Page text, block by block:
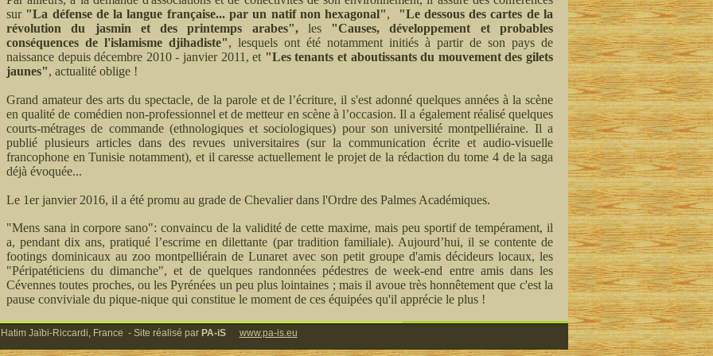
sur "La défense de la langue française... par un natif non hexagonal",
"Le dessous des cartes de la
révolution du jasmin et des printemps arabes",les
"Causes, développement et probables
conséquences de l'islamisme djihadiste", lesquels ont été notamment initiés à partir de son pays de
naissance depuis décembre 2010 - janvier 2011,et "Les tenants et aboutissants du mouvement des gilets
jaunes", actualité oblige !
Grand amateur des arts du spectacle, de la parole et de l’écriture, il s'est adonné quelques années à la scène
en qualité de comédien non-professionnel et de metteur en scène à l’occasion. Il a également réalisé quelques
courts-métrages de commande (ethnologiques et sociologiques) pour son université montpelliéraine. Il a
publié plusieurs articles dans des revues universitaires (sur la communication écrite et audio-visuelle
francophone en Tunisie notamment), et il caresse actuellement le projet de la rédaction du tome 4 de la saga
déjà évoquée...
Le 1er janvier 2016, il a été promu au grade de Chevalier dans l'Ordre des Palmes Académiques.
"Mens sana in corpore sano": convaincu de la validité de cette maxime, mais peu sportif de tempérament, il
a, pendant dix ans, pratiqué l’escrime en dilettante (par tradition familiale). Aujourd’hui, il se contente de
footings dominicaux au zoo montpelliérain de Lunaret avec son petit groupe d'amis décideurs locaux, les
"Péripatéticiens du dimanche", et de quelques randonnées pédestres de week-end entre amis dans les
Cévennes toutes proches, ou les Pyrénées un peu plus lointaines ; mais il avoue très honnêtement que c'est la
pause conviviale du pique-nique qui constitue le moment de ces équipées qu'il apprécie le plus !
Jaïbi-Riccardi, France - Site réalisé par PA-iS www.pa-is.eu